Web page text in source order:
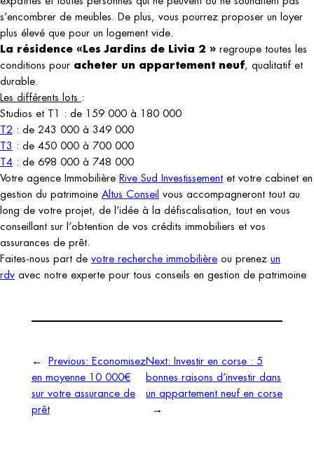
s’encombrer de meubles. De plus, vous pourrez proposer un loyer
plus élevé que pour un logement vide.
La résidence «Les Jardins de Livia 2 » regroupe toutes les
conditions pour acheter un appartement neuf, qualitatif et
durable.
Les différents lots :
Studios et T1 : de 159 000 à 180 000
T2 : de 243 000 à 349 000
T3 : de 450 000 à 700 000
T4 : de 698 000 à 748 000
Votre agence Immobilière Rive Sud Investissement et votre cabinet en
gestion du patrimoine Altus Conseil vous accompagneront tout au
long de votre projet, de l’idée à la défiscalisation, tout en vous
conseillant sur l’obtention de vos crédits immobiliers et vos
assurances de prêt.
Faites-nous part de votre recherche immobilière ou prenez un
rdv avec notre experte pour tous conseils en gestion de patrimoine
← Previous: Economisez
en moyenne 10 000€
sur votre assurance de
prêt
Next:Investir en corse : 5
bonnes raisons d’investir dans
un appartement neuf en corse
→